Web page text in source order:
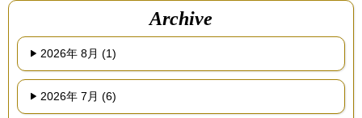
Archive
2026年 8月 (1)
2026年 7月 (6)